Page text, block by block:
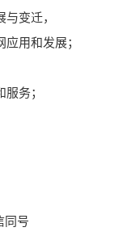
变迁，
用和发展；
务；
同号